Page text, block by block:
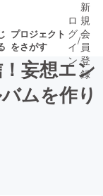
プロジェクト
をさがす
近いプ
ロ
グ
イ
ン
/
新
規
会
員
登
録
妄想エン
ムを作り